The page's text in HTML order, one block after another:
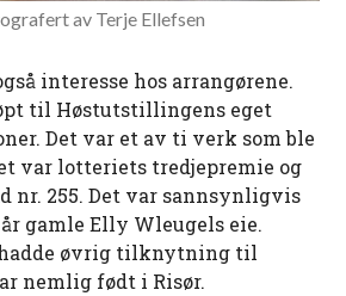
av Terje Ellefsen
interesse hos arrangørene.
til Høstutstillingens eget
Det var et av ti verk som ble
var lotteriets tredjepremie og
nr. 255. Det var sannsynligvis
gamle Elly Wleugels eie.
øvrig tilknytning til
nemlig født i Risør.